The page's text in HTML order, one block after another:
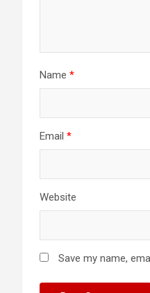
Name *
Email *
Website
Save my name,